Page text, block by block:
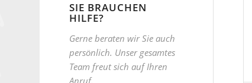
SIE BRAUCHEN
HILFE?
Gerne beraten wir Sie auch
persönlich. Unser gesamtes
Team freut sich auf Ihren
Anruf.